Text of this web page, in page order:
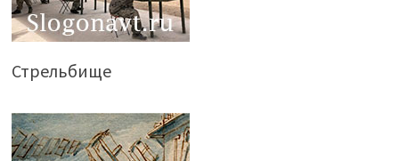
Стрельбище